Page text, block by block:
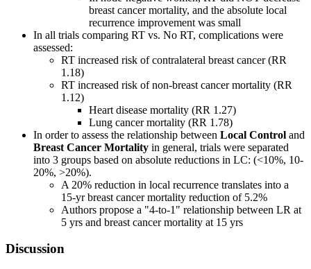
breast cancer mortality, and the absolute local
recurrence improvement was small
In all trials comparing RT vs. No RT, complications were
assessed:
RT increased risk of contralateral breast cancer (RR
1.18)
RT increased risk of non-breast cancer mortality (RR
1.12)
Heart disease mortality (RR 1.27)
Lung cancer mortality (RR 1.78)
In order to assess the relationship between Local Control and
Breast Cancer Mortality in general, trials were separated
into 3 groups based on absolute reductions in LC: (<10%, 10-
20%, >20%).
A 20% reduction in local recurrence translates into a
15-yr breast cancer mortality reduction of 5.2%
Authors propose a "4-to-1" relationship between LR at
5 yrs and breast cancer mortality at 15 yrs
Discussion